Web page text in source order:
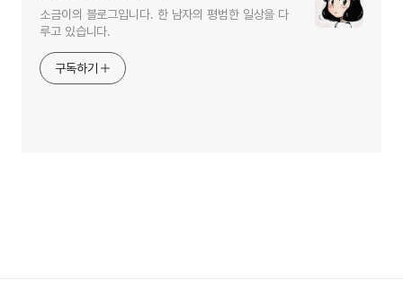
소금이의 블로그입니다. 한 남자의 평범한 일상을 다
루고 있습니다.
구독하기